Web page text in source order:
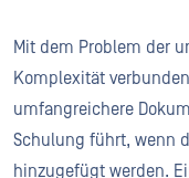
Mit dem Problem der
Komplexität
umfangreichere
Schulung führt, wenn
hinzugefügt werden.